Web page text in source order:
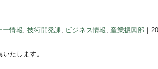
ー情報 技術開発課 ビジネス情報 産業振興部 ｜
たします。